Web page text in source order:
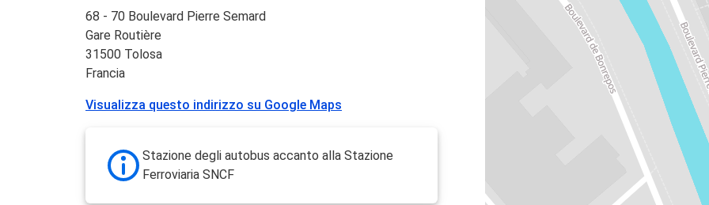
68 - 70 Boulevard Pierre Semard
Gare Routière
31500 Tolosa
Francia
Visualizza questo indirizzo su Google Maps
Stazione degli autobus accanto alla Stazione
Ferroviaria SNCF